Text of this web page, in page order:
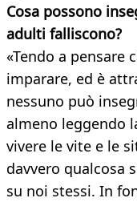
Cosa possono
adulti falliscono?
«Tendo a pensare
imparare, ed è
nessuno può
almeno leggendo
vivere le vite e le
davvero qualcosa
su noi stessi. In